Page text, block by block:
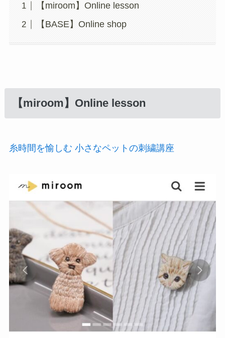
【miroom】Online lesson
【BASE】Online shop
【miroom】Online lesson
糸時間を愉しむ 小さなペットの刺繍講座